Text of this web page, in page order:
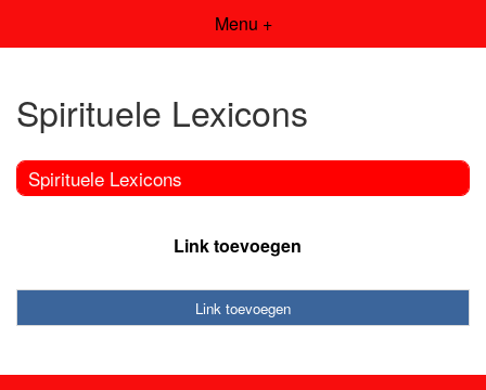
Menu +
Spirituele Lexicons
Spirituele Lexicons
Link toevoegen
Link toevoegen